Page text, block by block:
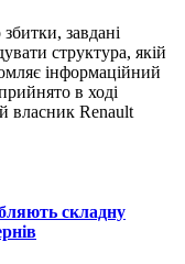
завдані
структура, якій
інформаційний
в ході
власник Renault
складну